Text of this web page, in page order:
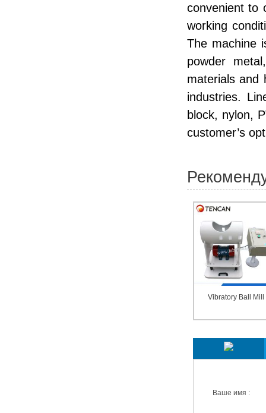
convenient to
working
The machine
powder
materials and
industries.
block, nylon,
customer’s
Vibratory Ball Mill
Ваше имя :